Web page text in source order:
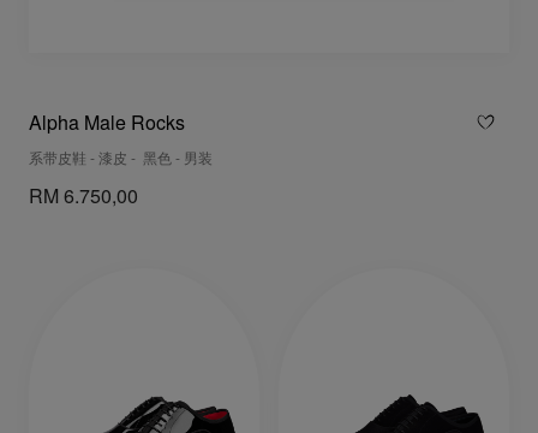
Alpha Male Rocks
系带皮鞋 - 漆皮 - 黑色 - 男装
RM 6.750,00